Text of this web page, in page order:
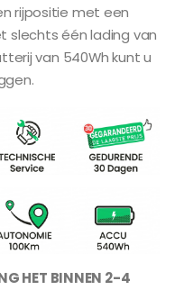
rijpositie met een
slechts één lading van
van 540Wh kunt u
HET BINNEN 2-4